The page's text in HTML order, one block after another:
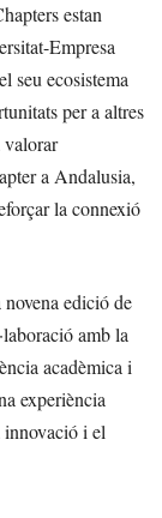
estan
Empresa
seu ecosistema
per a altres
valorar
a Andalusia,
la connexió
edició de
amb la
acadèmica i
experiència
innovació i el